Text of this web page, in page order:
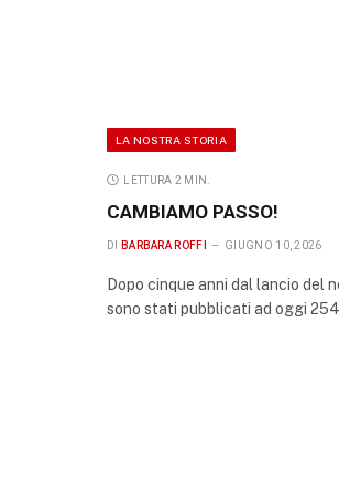
LA NOSTRA STORIA
LETTURA 2 MIN.
CAMBIAMO PASSO!
DI BARBARA ROFFI GIUGNO 10, 2026
Dopo cinque anni dal lancio del
sono stati pubblicati ad oggi